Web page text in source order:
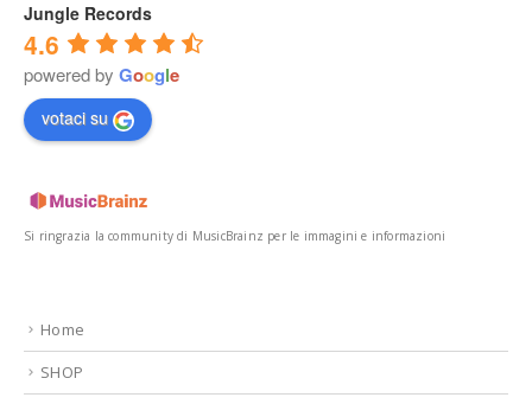
Jungle Records
4.6
powered by Google
votaci su
Si ringrazia la community di MusicBrainz per le immagini e informazioni
Home
SHOP